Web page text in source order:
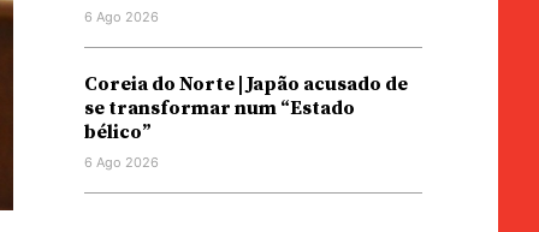
6 Ago 2026
Coreia do Norte | Japão acusado de
se transformar num “Estado
bélico”
6 Ago 2026